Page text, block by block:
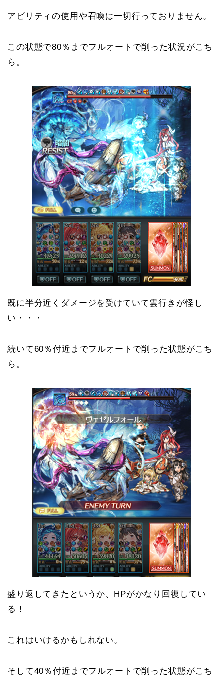
アビリティの使用や召喚は一切行っておりません。
この状態で80％までフルオートで削った状況がこち
ら。
既に半分近くダメージを受けていて雲行きが怪し
い・・・
続いて60％付近までフルオートで削った状態がこち
ら。
盛り返してきたというか、HPがかなり回復してい
る！
これはいけるかもしれない。
そして40％付近までフルオートで削った状態がこち